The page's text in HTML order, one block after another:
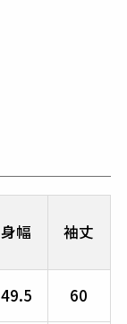
身幅 袖丈
49.5 60